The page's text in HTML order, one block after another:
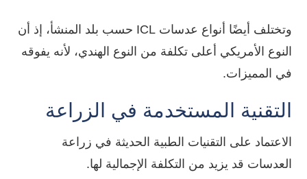
وتختلف أيضًا أنواع عدسات ICL حسب بلد المنشأ، إذ أن
النوع الأمريكي أعلى تكلفة من النوع الهندي، لأنه يفوقه
في المميزات.
التقنية المستخدمة في الزراعة
الاعتماد على التقنيات الطبية الحديثة في زراعة
العدسات قد يزيد من التكلفة الإجمالية لها.